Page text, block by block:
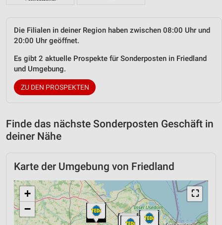
Die Filialen in deiner Region haben zwischen 08:00 Uhr und
20:00 Uhr geöffnet.
Es gibt 2 aktuelle Prospekte für Sonderposten in Friedland
und Umgebung.
ZU DEN PROSPEKTEN
Finde das nächste Sonderposten Geschäft in
deiner Nähe
Karte der Umgebung von Friedland
⛶
+
−